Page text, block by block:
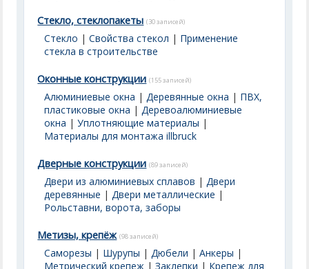
Стекло, стеклопакеты (30 записей)
Стекло |Свойства стекол | Применение
стекла в строительстве
Оконные конструкции (155 записей)
Алюминиевые окна |Деревянные окна | ПВХ,
пластиковые окна |Деревоалюминиевые
окна |Уплотняющие материалы |
Материалы для монтажа illbruck
Дверные конструкции (89 записей)
Двери из алюминиевых сплавов |Двери
деревянные |Двери металлические |
Рольставни, ворота, заборы
Метизы, крепёж (98 записей)
Саморезы | Шурупы |Дюбели |Анкеры |
Метрический крепеж |Заклепки | Крепеж для